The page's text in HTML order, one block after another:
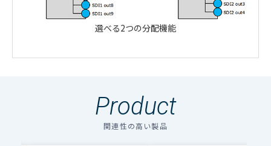
選べる2つの分配機能
Rear module : DVB-237 NPF-DDA-
REAR
DVB/ASI（270Mbps）
・
アイコンのファイルは個人情報の入力が必須と
のアイコンの場合はファイル名をクリックするとダウン
Product
関連性の高い製品